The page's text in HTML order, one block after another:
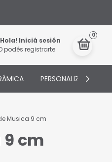
Iniciá sesión
podés registrarte
0
PERSONALIZADOS
Musica 9 cm
cm